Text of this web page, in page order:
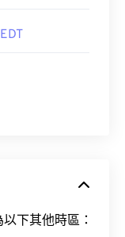
下其他時區：